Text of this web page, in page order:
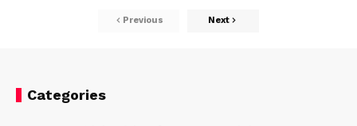
Previous Next
Categories